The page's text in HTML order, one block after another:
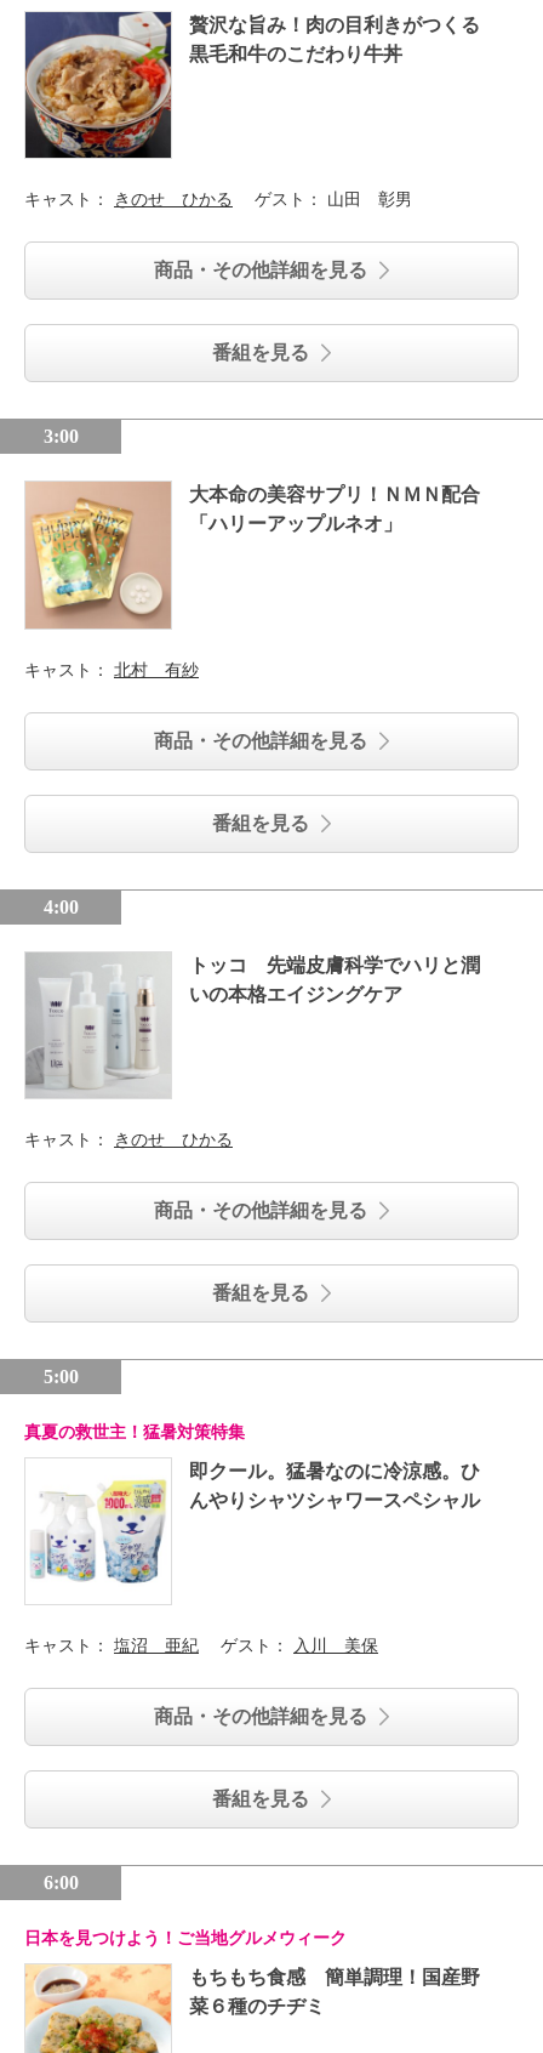
贅沢な旨み！肉の目利きがつくる
黒毛和牛のこだわり牛丼
キャスト： きのせ ひかる ゲスト： 山田 彰男
商品・その他詳細を見る
番組を見る
3:00
大本命の美容サプリ！ＮＭＮ配合
「ハリーアップルネオ」
キャスト： 北村 有紗
商品・その他詳細を見る
番組を見る
4:00
トッコ 先端皮膚科学でハリと潤
いの本格エイジングケア
キャスト： きのせ ひかる
商品・その他詳細を見る
番組を見る
5:00
真夏の救世主！猛暑対策特集
即クール。猛暑なのに冷涼感。ひ
んやりシャツシャワースペシャル
キャスト： 塩沼 亜紀 ゲスト： 入川 美保
商品・その他詳細を見る
番組を見る
6:00
日本を見つけよう！ご当地グルメウィーク
もちもち食感 簡単調理！国産野
菜６種のチヂミ